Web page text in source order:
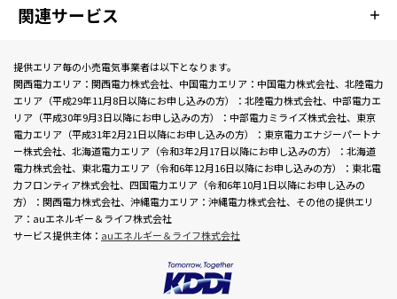
関連サービス
提供エリア毎の小売電気事業者は以下となります。
関西電力エリア：関西電力株式会社、中国電力エリア：中国電力株式会社、北陸電力
エリア（平成29年11月8日以降にお申し込みの方）：北陸電力株式会社、中部電力エ
リア（平成30年9月3日以降にお申し込みの方）：中部電力ミライズ株式会社、東京
電力エリア（平成31年2月21日以降にお申し込みの方）：東京電力エナジーパートナ
ー株式会社、北海道電力エリア（令和3年2月17日以降にお申し込みの方）：北海道
電力株式会社、東北電力エリア（令和6年12月16日以降にお申し込みの方）：東北電
力フロンティア株式会社、四国電力エリア（令和6年10月1日以降にお申し込みの
方）：関西電力株式会社、沖縄電力エリア：沖縄電力株式会社、その他の提供エリ
ア：auエネルギー＆ライフ株式会社
サービス提供主体： auエネルギー＆ライフ株式会社